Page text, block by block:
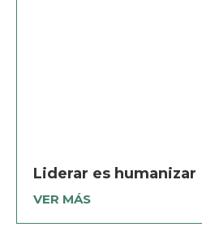
Liderar es humanizar
VER MÁS